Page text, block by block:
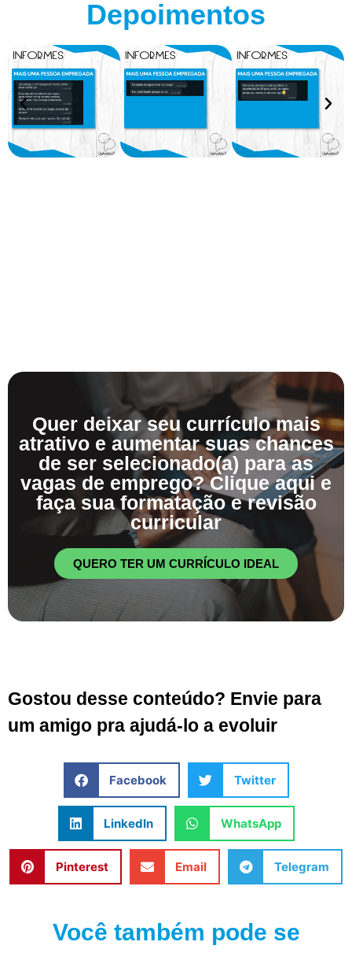
Depoimentos
Quer deixar seu currículo mais
atrativo e aumentar suas chances
de ser selecionado(a) para as
vagas de emprego? Clique aqui e
faça sua formatação e revisão
curricular
QUERO TER UM CURRÍCULO IDEAL
Gostou desse conteúdo? Envie para
um amigo pra ajudá-lo a evoluir
Facebook Twitter
LinkedIn WhatsApp
Pinterest Email Telegram
Você também pode se